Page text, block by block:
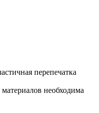
перепечатка
необходима